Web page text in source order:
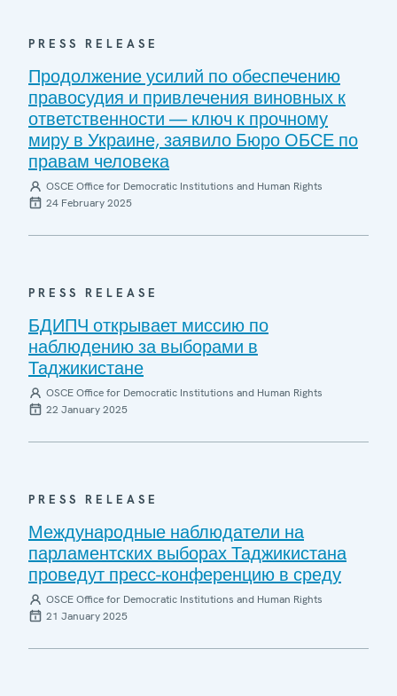
PRESS RELEASE
Продолжение усилий по обеспечению
правосудия и привлечения виновных к
ответственности — ключ к прочному
миру в Украине, заявило Бюро ОБСЕ по
правам человека
OSCE Office for Democratic Institutions and Human Rights
24 February 2025
PRESS RELEASE
БДИПЧ открывает миссию по
наблюдению за выборами в
Таджикистане
OSCE Office for Democratic Institutions and Human Rights
22 January 2025
PRESS RELEASE
Международные наблюдатели на
парламентских выборах Таджикистана
проведут пресс-конференцию в среду
OSCE Office for Democratic Institutions and Human Rights
21 January 2025